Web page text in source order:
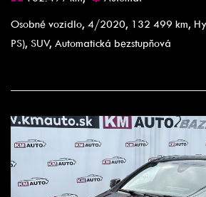
Osobné vozidlo, 4/2020, 132 499 km,
PS), SUV, Automatická bezstupňová